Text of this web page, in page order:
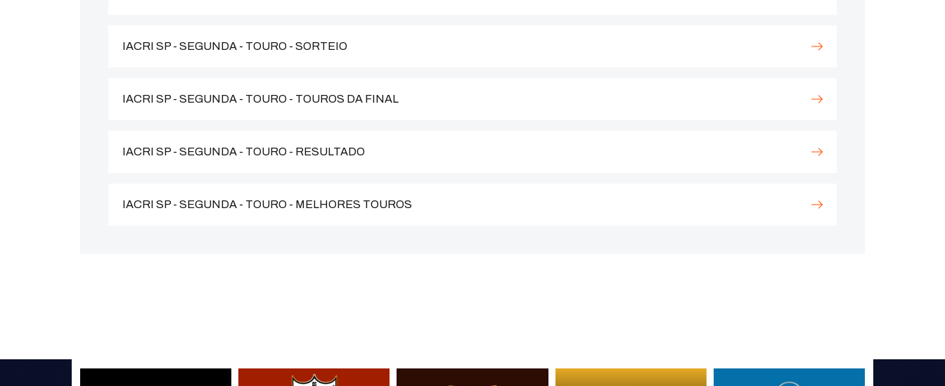
IACRI SP - SEGUNDA - TOURO - SORTEIO
IACRI SP - SEGUNDA - TOURO - TOUROS DA FINAL
IACRI SP - SEGUNDA - TOURO - RESULTADO
IACRI SP - SEGUNDA - TOURO - MELHORES TOUROS